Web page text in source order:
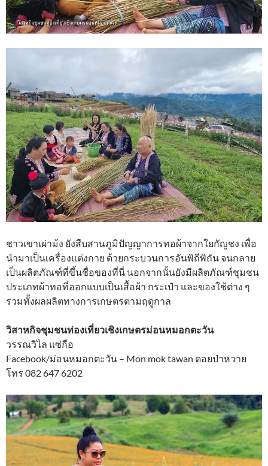
ชาวเขาเผ่าม้ง ยังสืบสานภูมิปัญญาการทอผ้าจากใยกัญชง เพื่อ
นำมาเป็นเครื่องแต่งกาย ด้วยกระบวนการอันพิถีพิถัน จนกลาย
เป็นผลิตภัณฑ์ที่ขึ้นชื่อของที่นี่ นอกจากนั้นยังมีผลิตภัณฑ์ชุมชน
ประเภทผ้าทอที่ออกแบบเป็นเสื้อผ้า กระเป๋า และของใช้ต่าง ๆ
รวมทั้งผลผลิตทางการเกษตรตามฤดูกาล
วิสาหกิจชุมชนท่องเที่ยวเชิงเกษตรม่อนหมอกตะวัน
วรรณวิไล แซ่กือ
Facebook/ม่อนหมอกตะวัน – Mon mok tawan ดอยป่าหวาย
โทร 082 647 6202